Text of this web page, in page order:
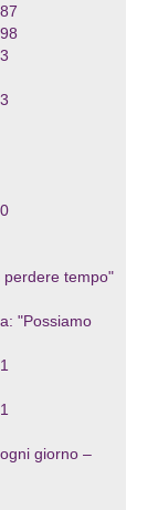
perdere tempo"
"Possiamo
giorno –